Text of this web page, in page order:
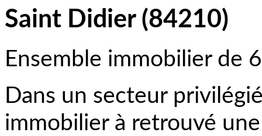
Saint Didier (84210)
Ensemble immobilier de
Dans un secteur
immobilier à retrouvé